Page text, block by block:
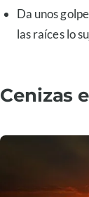
Da unos
las raíces lo
Cenizas